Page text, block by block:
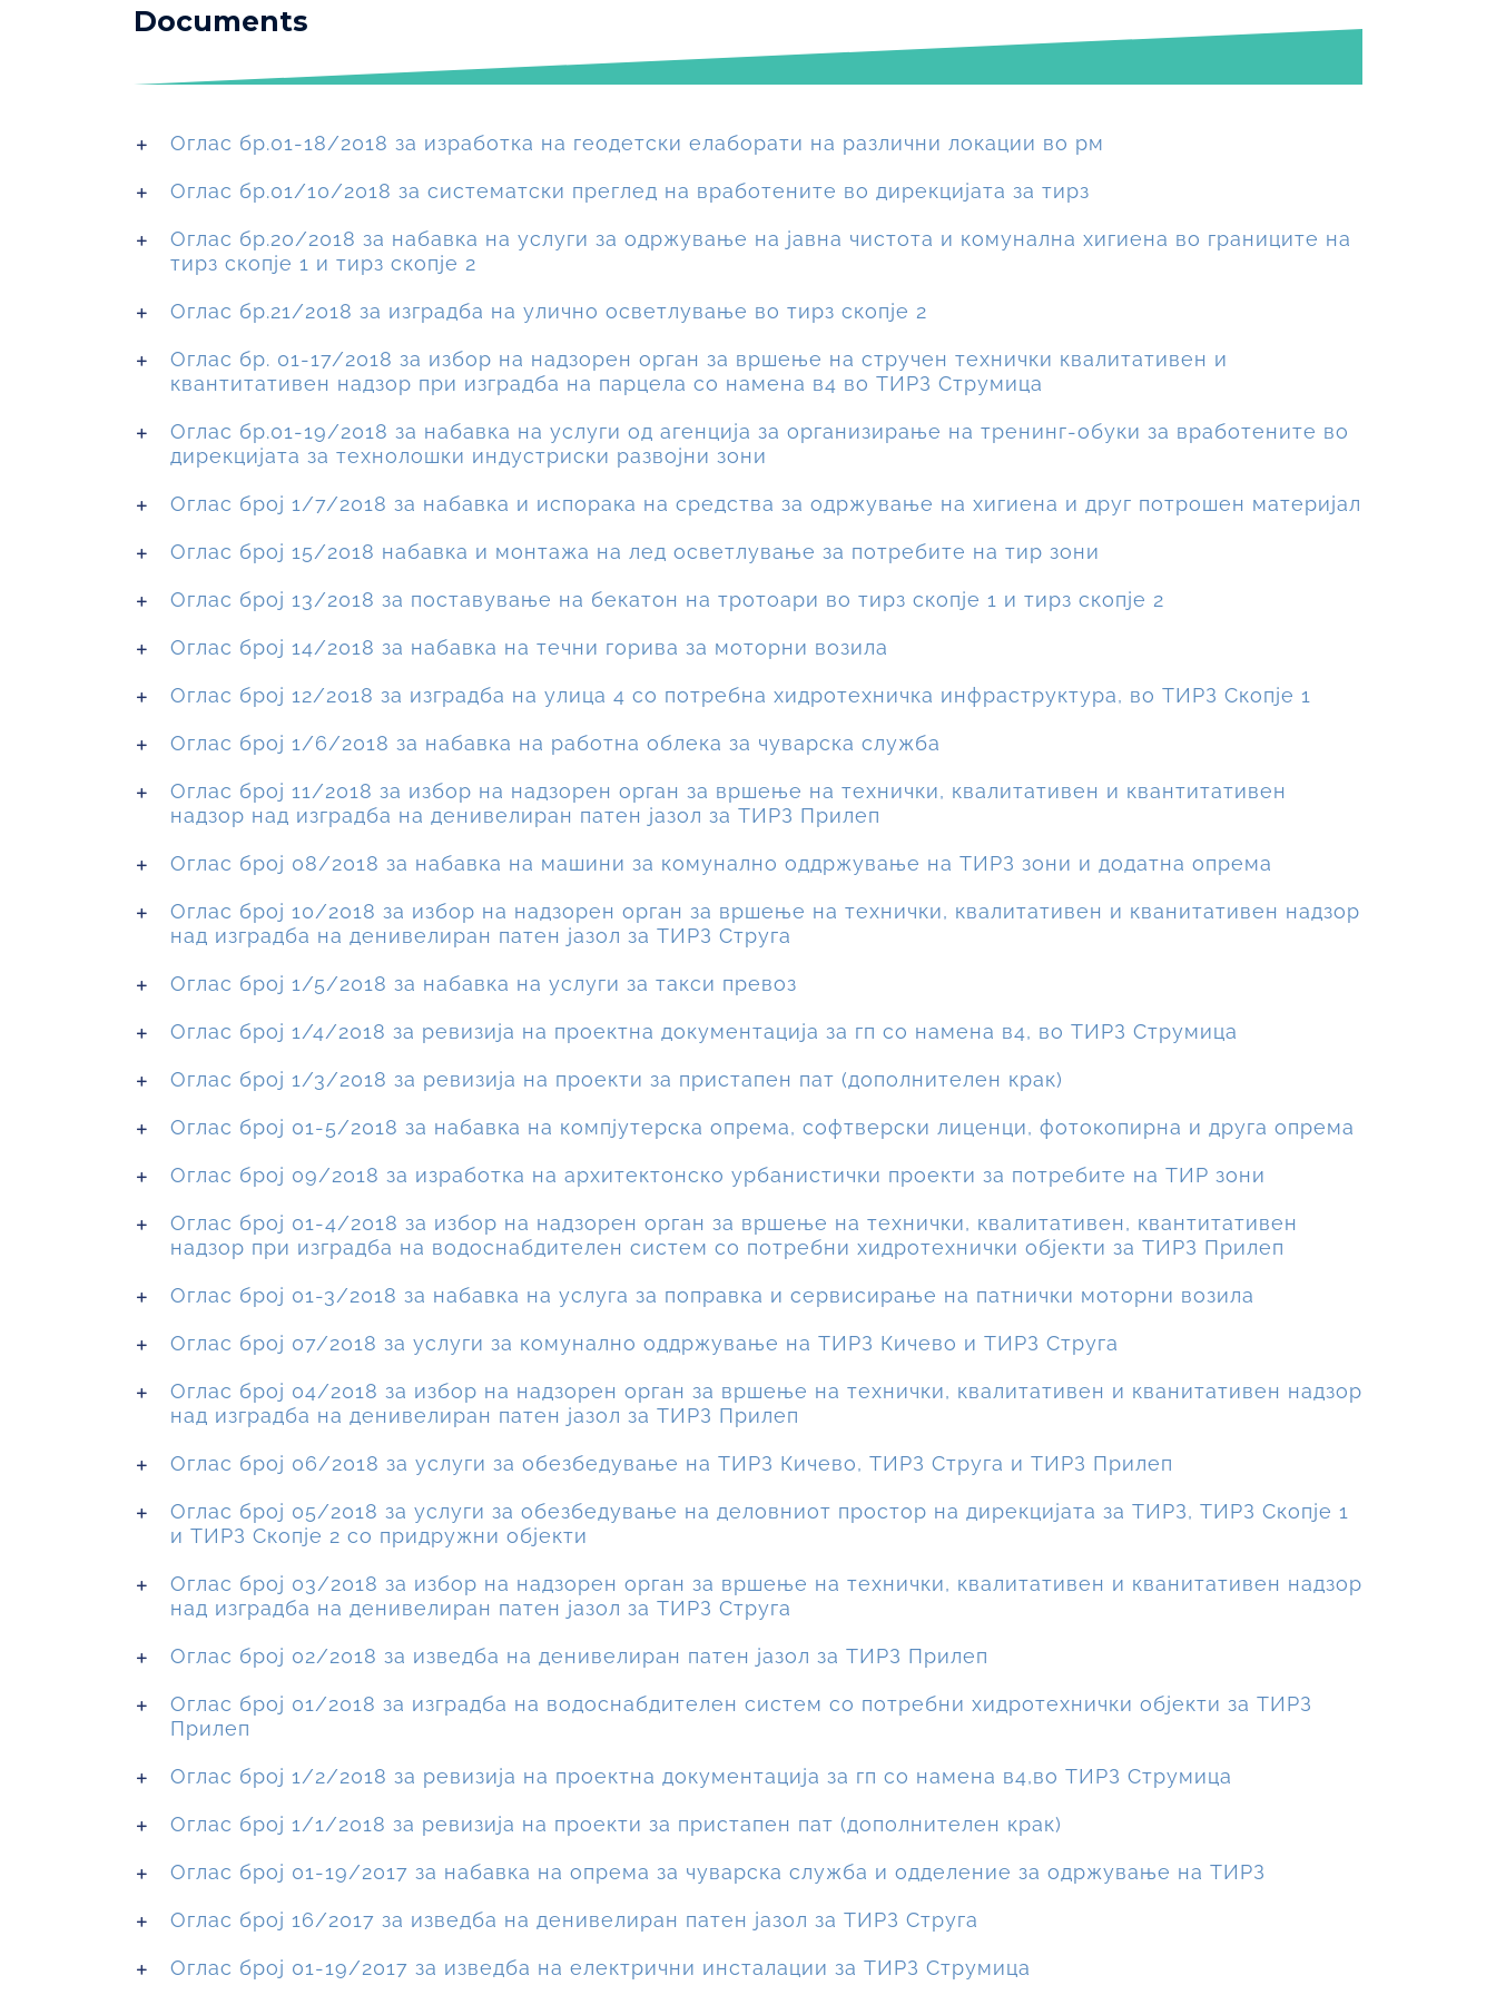
Documents
Оглас бр.01-18/2018 за изработка на геодетски елаборати на различни локации во рм
Оглас бр.01/10/2018 за систематски преглед на вработените во дирекцијата за тирз
Оглас бр.20/2018 за набавка на услуги за одржување на јавна чистота и комунална хигиена во границите на
тирз скопје 1 и тирз скопје 2
Оглас бр.21/2018 за изградба на улично осветлување во тирз скопје 2
Оглас бр. 01-17/2018 за избор на надзорен орган за вршење на стручен технички квалитативен и
квантитативен надзор при изградба на парцела со намена в4 во ТИРЗ Струмица
Оглас бр.01-19/2018 за набавка на услуги од агенција за организирање на тренинг-обуки за вработените во
дирекцијата за технолошки индустриски развојни зони
Оглас број 1/7/2018 за набавка и испорака на средства за одржување на хигиена и друг потрошен материјал
Оглас број 15/2018 набавка и монтажа на лед осветлување за потребите на тир зони
Оглас број 13/2018 за поставување на бекатон на тротоари во тирз скопје 1 и тирз скопје 2
Оглас број 14/2018 за набавка на течни горива за моторни возила
Оглас број 12/2018 за изградба на улица 4 со потребна хидротехничка инфраструктура, во ТИРЗ Скопје 1
Оглас број 1/6/2018 за набавка на работна облека за чуварска служба
Оглас број 11/2018 за избор на надзорен орган за вршење на технички, квалитативен и квантитативен
надзор над изградба на денивелиран патен јазол за ТИРЗ Прилеп
Оглас број 08/2018 за набавка на машини за комунално оддржување на ТИРЗ зони и додатна опрема
Оглас број 10/2018 за избор на надзорен орган за вршење на технички, квалитативен и кванитативен надзор
над изградба на денивелиран патен јазол за ТИРЗ Струга
Оглас број 1/5/2018 за набавка на услуги за такси превоз
Оглас број 1/4/2018 за ревизија на проектна документација за гп со намена в4, во ТИРЗ Струмица
Оглас број 1/3/2018 за ревизија на проекти за пристапен пат (дополнителен крак)
Оглас број 01-5/2018 за набавка на компјутерска опрема, софтверски лиценци, фотокопирна и друга опрема
Оглас број 09/2018 за изработка на архитектонско урбанистички проекти за потребите на ТИР зони
Оглас број 01-4/2018 за избор на надзорен орган за вршење на технички, квалитативен, квантитативен
надзор при изградба на водоснабдителен систем со потребни хидротехнички објекти за ТИРЗ Прилеп
Оглас број 01-3/2018 за набавка на услуга за поправка и сервисирање на патнички моторни возила
Оглас број 07/2018 за услуги за комунално оддржување на ТИРЗ Кичево и ТИРЗ Струга
Оглас број 04/2018 за избор на надзорен орган за вршење на технички, квалитативен и кванитативен надзор
над изградба на денивелиран патен јазол за ТИРЗ Прилеп
Оглас број 06/2018 за услуги за обезбедување на ТИРЗ Кичево, ТИРЗ Струга и ТИРЗ Прилеп
Оглас број 05/2018 за услуги за обезбедување на деловниот простор на дирекцијата за ТИРЗ, ТИРЗ Скопје 1
и ТИРЗ Скопје 2 со придружни објекти
Оглас број 03/2018 за избор на надзорен орган за вршење на технички, квалитативен и кванитативен надзор
над изградба на денивелиран патен јазол за ТИРЗ Струга
Оглас број 02/2018 за изведба на денивелиран патен јазол за ТИРЗ Прилеп
Оглас број 01/2018 за изградба на водоснабдителен систем со потребни хидротехнички објекти за ТИРЗ
Прилеп
Оглас број 1/2/2018 за ревизија на проектна документација за гп со намена в4,во ТИРЗ Струмица
Оглас број 1/1/2018 за ревизија на проекти за пристапен пат (дополнителен крак)
Оглас број 01-19/2017 за набавка на опрема за чуварска служба и одделение за одржување на ТИРЗ
Оглас број 16/2017 за изведба на денивелиран патен јазол за ТИРЗ Струга
Оглас број 01-19/2017 за изведба на електрични инсталации за ТИРЗ Струмица